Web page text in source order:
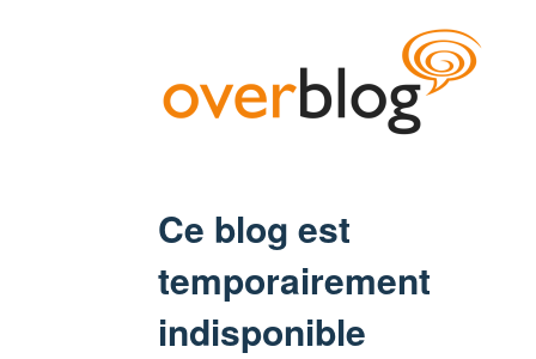
Ce blog est
temporairement
indisponible